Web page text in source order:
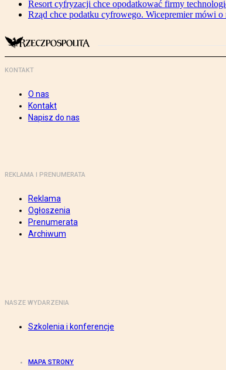
Resort cyfryzacji chce opodatkować firmy
Rząd chce podatku cyfrowego. Wicepremier mówi o
KONTAKT
O nas
Kontakt
Napisz do nas
REKLAMA I PRENUMERATA
Reklama
Ogłoszenia
Prenumerata
Archiwum
NASZE WYDARZENIA
Szkolenia i konferencje
MAPA STRONY